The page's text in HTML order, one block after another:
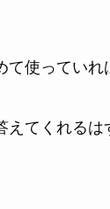
使っていれ
てくれるは